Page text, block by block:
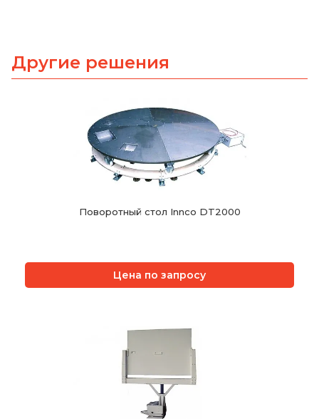
Другие решения
Поворотный стол Innco DT2000
Цена по запросу